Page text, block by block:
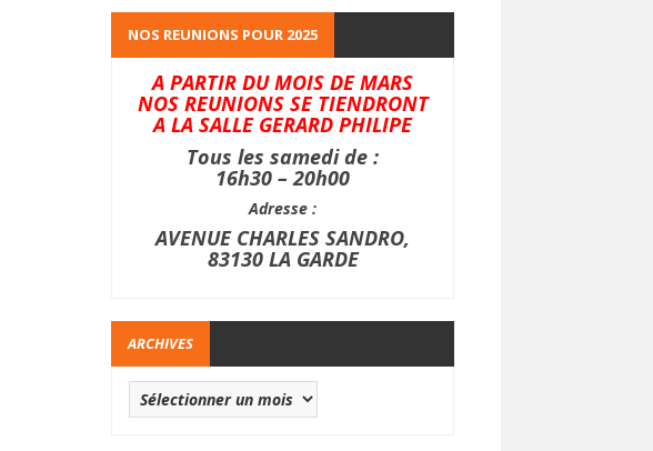
NOS REUNIONS POUR 2025
A PARTIR DU MOIS DE MARS
NOS REUNIONS SE TIENDRONT
A LA SALLE GERARD PHILIPE
Tous les samedi de :
16h30 – 20h00
Adresse :
AVENUE CHARLES SANDRO,
83130 LA GARDE
ARCHIVES